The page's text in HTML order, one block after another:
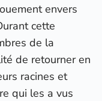
envers
cette
de la
de retourner en
racines et
qui les a vus